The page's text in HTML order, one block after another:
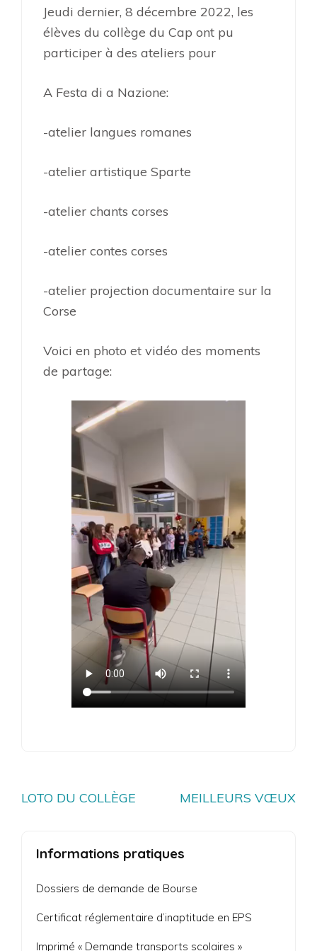
Jeudi dernier, 8 décembre 2022, les
élèves du collège du Cap ont pu
participer à des ateliers pour
A Festa di a Nazione:
-atelier langues romanes
-atelier artistique Sparte
-atelier chants corses
-atelier contes corses
-atelier projection documentaire sur la
Corse
Voici en photo et vidéo des moments
de partage:
Navigation
LOTO DU COLLÈGE MEILLEURS VŒUX
Informations pratiques
Dossiers de demande de Bourse
Certificat réglementaire d’inaptitude en EPS
Imprimé « Demande transports scolaires »